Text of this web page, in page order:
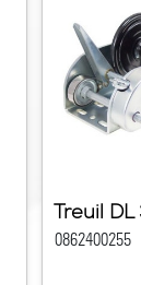
Treuil
0862400255